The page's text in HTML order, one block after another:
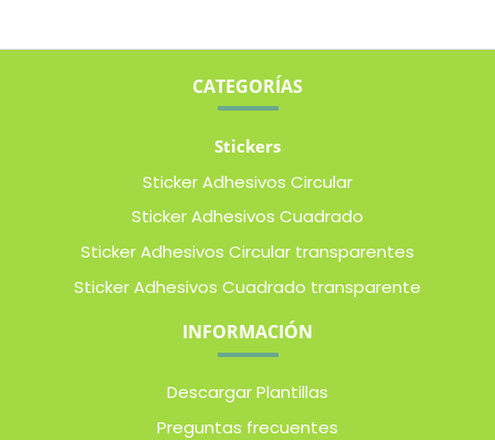
CATEGORÍAS
Stickers
Sticker Adhesivos Circular
Sticker Adhesivos Cuadrado
Sticker Adhesivos Circular transparentes
Sticker Adhesivos Cuadrado transparente
INFORMACIÓN
Descargar Plantillas
Preguntas frecuentes